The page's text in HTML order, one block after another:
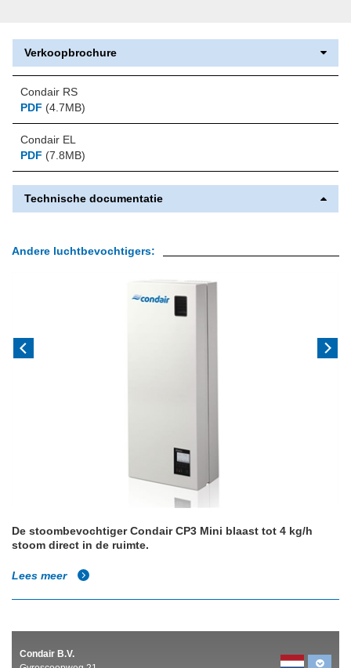
Verkoopbrochure
Condair RS
PDF (4.7MB)
Condair EL
PDF (7.8MB)
Technische documentatie
Andere luchtbevochtigers:
De stoombevochtiger Condair CP3 Mini blaast tot 4 kg/h
stoom direct in de ruimte.
Lees meer
Condair B.V.